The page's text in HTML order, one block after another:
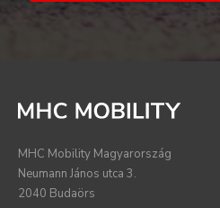
MHC Mobility Magyarország
Neumann János utca 3.
2040 Budaörs